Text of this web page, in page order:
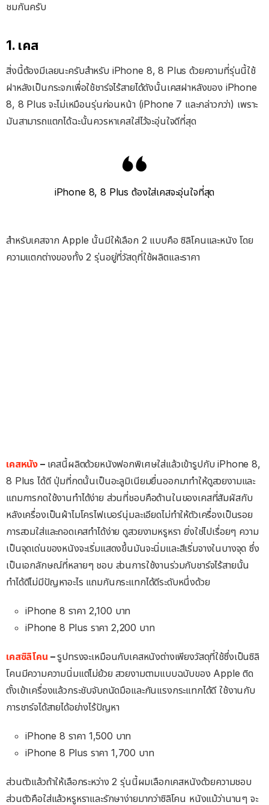
ชมกันครับ
1. เคส
สิ่งนี้ต้องมีเลยนะครับสำหรับ iPhone 8, 8 Plus ด้วยความที่รุ่นนี้ใช้
ฝาหลังเป็นกระจกเพื่อใช้ชาร์จไร้สายได้ดังนั้นเคสฝาหลังของ iPhone
8, 8 Plus จะไม่เหมือนรุ่นก่อนหน้า (iPhone 7 และกล่าวกว่า) เพราะ
มันสามารถแตกได้ฉะนั้นควรหาเคสใส่ไว้จะอุ่นใจดีที่สุด
iPhone 8, 8 Plus ต้องใส่เคสจะอุ่นใจที่สุด
สำหรับเคสจาก Apple นั้นมีให้เลือก 2 แบบคือ ซิลิโคนและหนัง โดย
ความแตกต่างของทั้ง 2 รุ่นอยู่ที่วัสดุที่ใช้ผลิตและราคา
เคสหนัง – เคสนี้ผลิตด้วยหนังฟอกพิเศษใส่แล้วเข้ารูปกับ iPhone 8,
8 Plus ได้ดี ปุ่มที่กดนั้นเป็นอะลูมิเนียมยื่นออกมาทำให้ดูสวยงามและ
แถมการกดใช้งานทำได้ง่าย ส่วนที่ชอบคือด้านในของเคสที่สัมผัสกับ
หลังเครื่องเป็นผ้าไมโครไฟเบอร์นุ่มละเอียดไม่ทำให้ตัวเครื่องเป็นรอย
การสวมใส่และถอดเคสทำได้ง่าย ดูสวยงามหรูหรา ยิ่งใช่ไปเรื่อยๆ ความ
เป็นจุดเด่นของหนังจะเริ่มแสดงขึ้นมันจะนิ่มและสีเริ่มจางในบางจุด ซึ่ง
เป็นเอกลักษณ์ที่หลายๆ ชอบ ส่วนการใช้งานร่วมกับชาร์จไร้สายนั้น
ทำได้ดีไม่มีปัญหาอะไร แถมกันกระแทกได้ดีระดับหนึ่งด้วย
iPhone 8 ราคา 2,100 บาท
iPhone 8 Plus ราคา 2,200 บาท
เคสซิลิโคน –รูปทรงจะเหมือนกับเคสหนังต่างเพียงวัสดุที่ใช้ซึ่งเป็นซิลิ
โคนมีความความนิ่มแต่ไม่ย้วย สวยงามตามแบบฉบับของ Apple ติด
ตั้งเข้าเครื่องแล้วกระชับจับถนัดมือและกันแรงกระแทกได้ดี ใช้งานกับ
การชาร์จได้สายได้อย่างไร้ปัญหา
iPhone 8 ราคา 1,500 บาท
iPhone 8 Plus ราคา 1,700 บาท
ส่วนตัวแล้วถ้าให้เลือกระหว่าง 2 รุ่นนี้ผมเลือกเคสหนังด้วยความชอบ
ส่วนตัวคือใส่แล้วหรูหราและรักษาง่ายมากว่าซิลิโคน หนังแม้ว่านานๆ จะ